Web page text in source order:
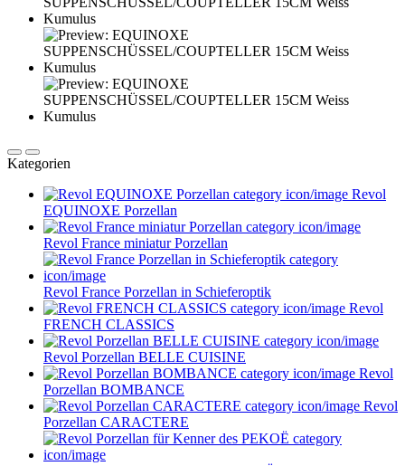
Kategorien
Revol
EQUINOXE Porzellan
Revol France miniatur Porzellan
Revol France Porzellan in Schieferoptik
Revol
FRENCH CLASSICS
Revol Porzellan BELLE CUISINE
Revol
Porzellan BOMBANCE
Revol
Porzellan CARACTERE